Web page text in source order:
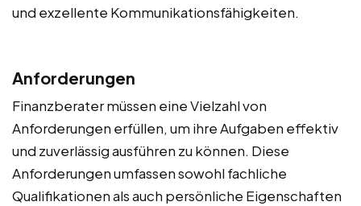
und exzellente Kommunikationsfähigkeiten.
Anforderungen
Finanzberater müssen eine Vielzahl von
Anforderungen erfüllen, um ihre Aufgaben effektiv
und zuverlässig ausführen zu können. Diese
Anforderungen umfassen sowohl fachliche
Qualifikationen als auch persönliche Eigenschaften